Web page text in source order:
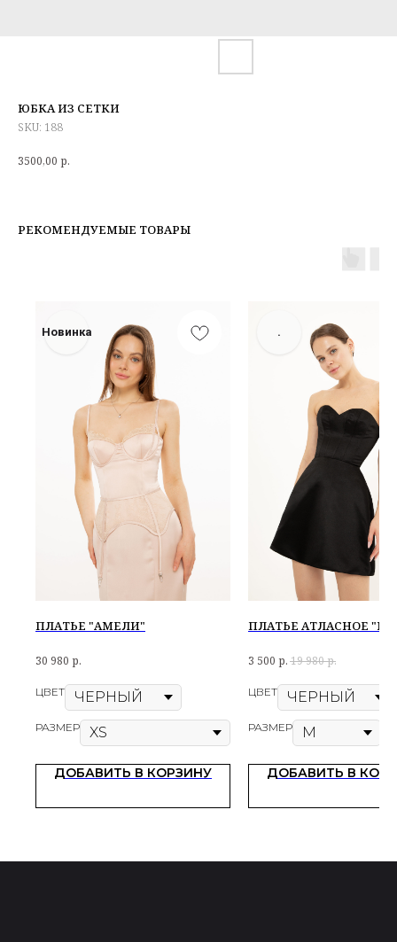
ЮБКА ИЗ СЕТКИ
SKU: 188
3500,00 р.
РЕКОМЕНДУЕМЫЕ ТОВАРЫ
.
ПЛАТЬЕ АТЛАСНОЕ
3 500 р. 19 980р.
ЦВЕТ
РАЗМЕР
ДОБАВИТЬ В
Новинка
ПЛАТЬЕ "АМЕЛИ"
30 980 р.
ЦВЕТ
РАЗМЕР
ДОБАВИТЬ В КОРЗИНУ